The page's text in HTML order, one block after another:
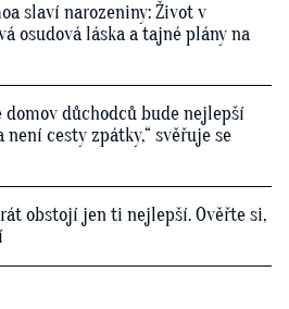
slaví narozeniny: Život v
osudová láska a tajné plány na
domov důchodců bude nejlepší
cesty zpátky,“ svěřuje se
obstojí jen ti nejlepší. Ověřte si,